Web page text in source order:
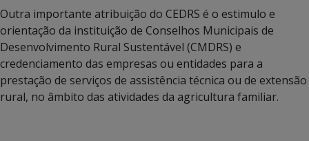
Outra importante atribuição do CEDRS é o estimulo e
orientação da instituição de Conselhos Municipais de
Desenvolvimento Rural Sustentável (CMDRS) e
credenciamento das empresas ou entidades para a
prestação de serviços de assistência técnica ou de extensão
rural, no âmbito das atividades da agricultura familiar.